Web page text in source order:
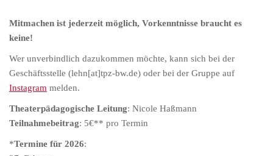
Mitmachen ist jederzeit möglich, Vorkenntnisse braucht es
keine!
Wer unverbindlich dazukommen möchte, kann sich bei der
Geschäftsstelle (lehn[at]tpz-bw.de) oder bei der Gruppe auf
Instagram melden.
Theaterpädagogische Leitung: Nicole Haßmann
Teilnahmebeitrag: 5€** pro Termin
*Termine für 2026: